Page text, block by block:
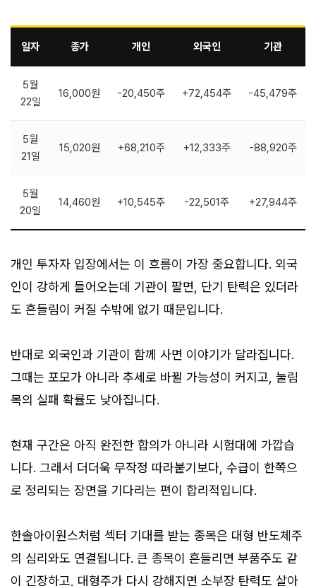
일자 종가 개인 외국인 기관
5월
22일
16,000원 -20,450주 +72,454주 -45,479주
5월
21일
15,020원 +68,210주 +12,333주 -88,920주
5월
20일
14,460원 +10,545주 -22,501주 +27,944주
개인 투자자 입장에서는 이 흐름이 가장 중요합니다. 외국
인이 강하게 들어오는데 기관이 팔면, 단기 탄력은 있더라
도 흔들림이 커질 수밖에 없기 때문입니다.
반대로 외국인과 기관이 함께 사면 이야기가 달라집니다.
그때는 포모가 아니라 추세로 바뀔 가능성이 커지고, 눌림
목의 실패 확률도 낮아집니다.
현재 구간은 아직 완전한 합의가 아니라 시험대에 가깝습
니다. 그래서 더더욱 무작정 따라붙기보다, 수급이 한쪽으
로 정리되는 장면을 기다리는 편이 합리적입니다.
한솔아이원스처럼 섹터 기대를 받는 종목은 대형 반도체주
의 심리와도 연결됩니다. 큰 종목이 흔들리면 부품주도 같
이 긴장하고, 대형주가 다시 강해지면 소부장 탄력도 살아